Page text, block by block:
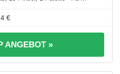
€
ANGEBOT »